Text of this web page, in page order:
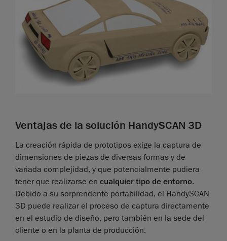
Ventajas de la solución HandySCAN 3D
La creación rápida de prototipos exige la captura de
dimensiones de piezas de diversas formas y de
variada complejidad, y que potencialmente pudiera
tener que realizarse en cualquier tipo de entorno.
Debido a su sorprendente portabilidad, el HandySCAN
3D puede realizar el proceso de captura directamente
en el estudio de diseño, pero también en la sede del
cliente o en la planta de producción.